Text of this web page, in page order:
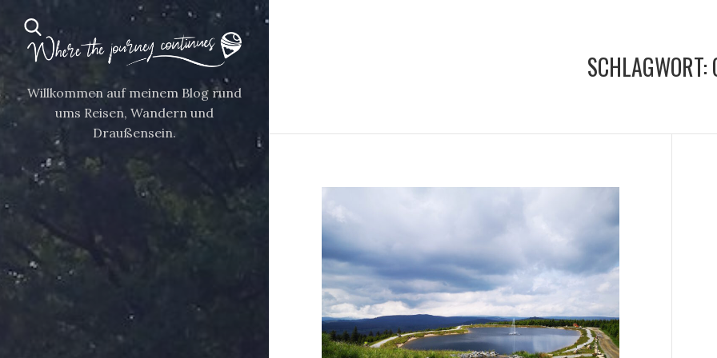
Willkommen auf meinem Blog rund
ums Reisen, Wandern und
Draußensein.
SCHLAGWORT: